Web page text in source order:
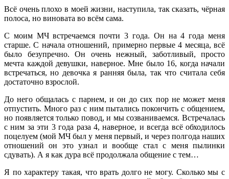
Всё очень плохо в моей жизни, наступила, так сказать, чёрная
полоса, но виновата во всём сама.
С моим МЧ встречаемся почти 3 года. Он на 4 года меня
старше. С начала отношений, примерно первые 4 месяца, всё
было безупречно. Он очень нежный, заботливый, просто
мечта каждой девушки, наверное. Мне было 16, когда начали
встречаться, но девочка я ранняя была, так что считала себя
достаточно взрослой.
До него общалась с парнем, и он до сих пор не может меня
отпустить. Много раз с ним пытались покончить с общением,
но появляется только повод, и мы созваниваемся. Встречалась
с ним за эти 3 года раза 4, наверное, и всегда всё обходилось
поцелуем (мой МЧ был у меня первый, и через полгода наших
отношений он это узнал и вообще стал с меня пылинки
сдувать). А я как дура всё продолжала общение с тем…
Я по характеру такая, что врать долго не могу. Сколько мы с